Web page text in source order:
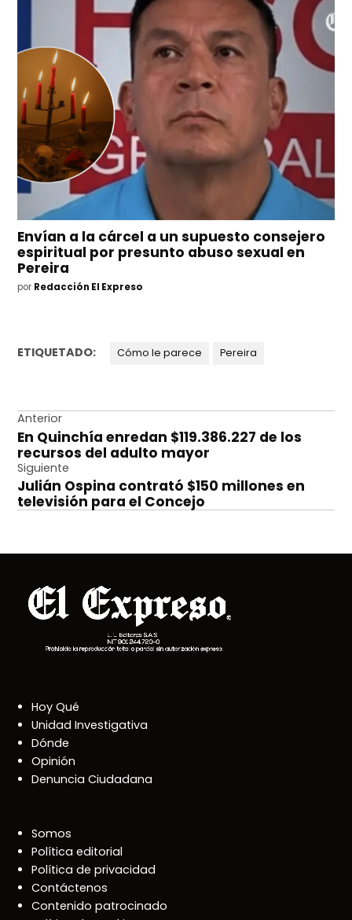
Envían a la cárcel a un supuesto consejero
espiritual por presunto abuso sexual en
Pereira
por Redacción El Expreso
ETIQUETADO: Cómo le parece Pereira
Navegación
de
entradas
Anterior
En Quinchía enredan $119.386.227 de los
recursos del adulto mayor
Siguiente
Julián Ospina contrató $150 millones en
televisión para el Concejo
Hoy Qué
Unidad Investigativa
Dónde
Opinión
Denuncia Ciudadana
Somos
Política editorial
Política de privacidad
Contáctenos
Contenido patrocinado